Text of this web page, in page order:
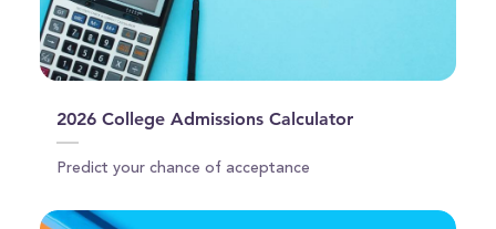
2026 College Admissions Calculator
Predict your chance of acceptance